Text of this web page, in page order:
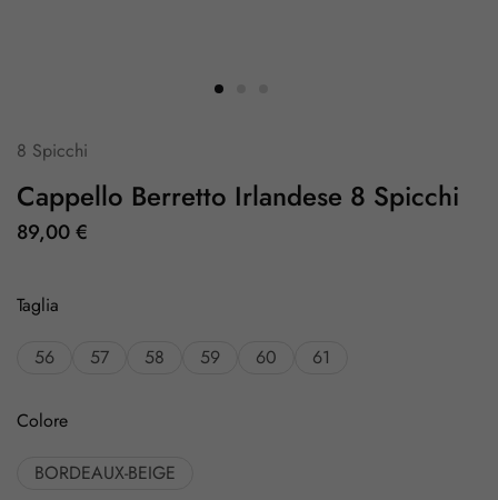
8 Spicchi
Cappello Berretto Irlandese 8 Spicchi
89,00€
Taglia
56 57 58 59 60 61
Colore
BORDEAUX-BEIGE